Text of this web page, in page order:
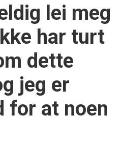
lei meg
har turt
dette
jeg er
for at noen